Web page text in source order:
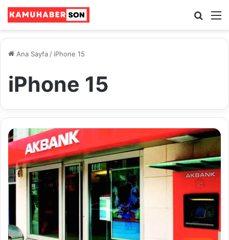
Ara
Ana Sayfa / iPhone 15
iPhone 15